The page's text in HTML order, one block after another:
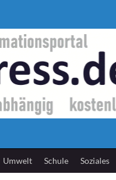
Umwelt Schule Soziales